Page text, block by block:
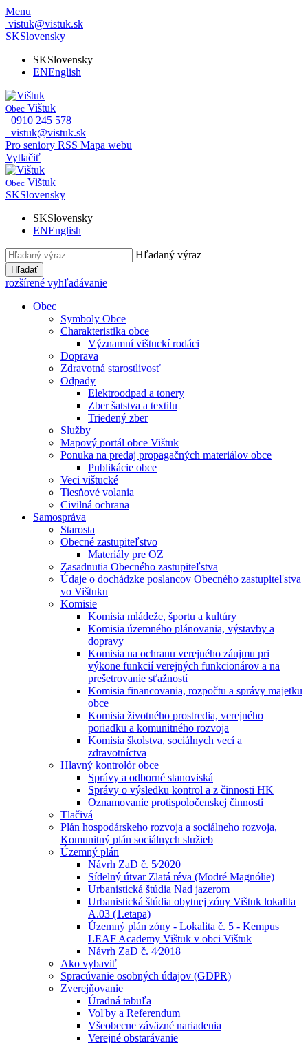
Menu
vistuk@vistuk.sk
SKSlovensky
SKSlovensky
ENEnglish
Obec Vištuk
0910 245 578
vistuk@vistuk.sk
Pro seniory RSS Mapa webu
Vytlačiť
Obec Vištuk
SKSlovensky
SKSlovensky
ENEnglish
Hľadaný výraz
Hľadať
rozšírené vyhľadávanie
Obec
Symboly Obce
Charakteristika obce
Významní vištuckí rodáci
Doprava
Zdravotná starostlivosť
Odpady
Elektroodpad a tonery
Zber šatstva a textilu
Triedený zber
Služby
Mapový portál obce Vištuk
Ponuka na predaj propagačných materiálov obce
Publikácie obce
Veci vištucké
Tiesňové volania
Civilná ochrana
Samospráva
Starosta
Obecné zastupiteľstvo
Materiály pre OZ
Zasadnutia Obecného zastupiteľstva
Údaje o dochádzke poslancov Obecného zastupiteľstva
vo Vištuku
Komisie
Komisia mládeže, športu a kultúry
Komisia územného plánovania, výstavby a
dopravy
Komisia na ochranu verejného záujmu pri
výkone funkcií verejných funkcionárov a na
prešetrovanie sťažností
Komisia financovania, rozpočtu a správy majetku
obce
Komisia životného prostredia, verejného
poriadku a komunitného rozvoja
Komisia školstva, sociálnych vecí a
zdravotníctva
Hlavný kontrolór obce
Správy a odborné stanoviská
Správy o výsledku kontrol a z činnosti HK
Oznamovanie protispoločenskej činnosti
Tlačivá
Plán hospodárskeho rozvoja a sociálneho rozvoja,
Komunitný plán sociálnych služieb
Územný plán
Návrh ZaD č. 5⁄2020
Sídelný útvar Zlatá réva (Modré Magnólie)
Urbanistická štúdia Nad jazerom
Urbanistická štúdia obytnej zóny Vištuk lokalita
A.03 (1.etapa)
Územný plán zóny - Lokalita č. 5 - Kempus
LEAF Academy Vištuk v obci Vištuk
Návrh ZaD č. 4⁄2018
Ako vybaviť
Spracúvanie osobných údajov (GDPR)
Zverejňovanie
Úradná tabuľa
Voľby a Referendum
Všeobecne záväzné nariadenia
Verejné obstarávanie